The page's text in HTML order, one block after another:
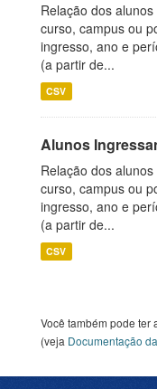
Relação dos
curso, campus ou
ingresso, ano e
(a partir de...
CSV
Alunos
Relação dos
curso, campus ou
ingresso, ano e
(a partir de...
CSV
Você também pode ter
(veja Documentação